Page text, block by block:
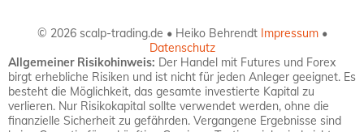
© 2026 scalp-trading.de • Heiko Behrendt Impressum•
Datenschutz
Allgemeiner Risikohinweis: Der Handel mit Futures und Forex
birgt erhebliche Risiken und ist nicht für jeden Anleger geeignet. Es
besteht die Möglichkeit, das gesamte investierte Kapital zu
verlieren. Nur Risikokapital sollte verwendet werden, ohne die
finanzielle Sicherheit zu gefährden. Vergangene Ergebnisse sind